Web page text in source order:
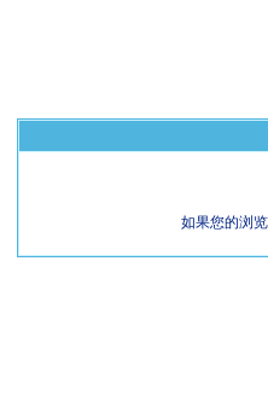
如果您的浏